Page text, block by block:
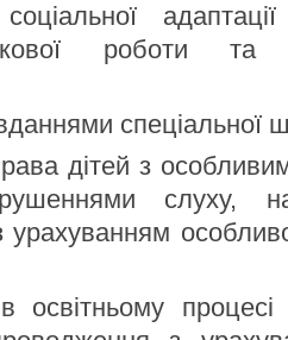
роботи та
спеціальної
дітей з
слуху,
урахуванням
освітньому процесі